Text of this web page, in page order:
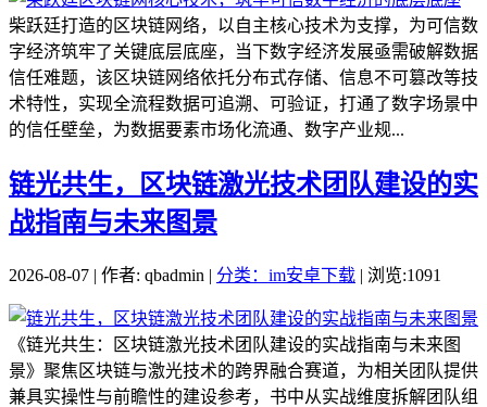
柴跃廷打造的区块链网络，以自主核心技术为支撑，为可信数
字经济筑牢了关键底层底座，当下数字经济发展亟需破解数据
信任难题，该区块链网络依托分布式存储、信息不可篡改等技
术特性，实现全流程数据可追溯、可验证，打通了数字场景中
的信任壁垒，为数据要素市场化流通、数字产业规...
链光共生，区块链激光技术团队建设的实
战指南与未来图景
2026-08-07 | 作者: qbadmin | 分类：im安卓下载 | 浏览:1091
《链光共生：区块链激光技术团队建设的实战指南与未来图
景》聚焦区块链与激光技术的跨界融合赛道，为相关团队提供
兼具实操性与前瞻性的建设参考，书中从实战维度拆解团队组